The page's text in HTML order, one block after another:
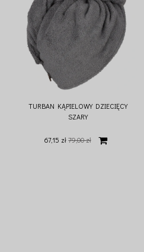
TURBAN KĄPIELOWY DZIECIĘCY
SZARY
67,15 zł 79,00 zł